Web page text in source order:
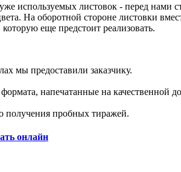
используемых листовок - перед нами
На оборотной стороне листовки
еще предстоит реализовать.
мы предоставили заказчику.
напечатанные на качественной
получения пробных тиражей.
онлайн